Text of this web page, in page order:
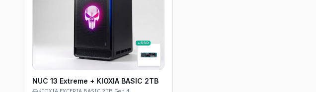
+SSD
NUC 13 Extreme + KIOXIA BASIC 2TB